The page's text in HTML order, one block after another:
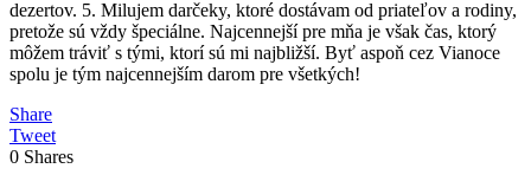
dezertov. 5. Milujem darčeky, ktoré dostávam od priateľov a rodiny,
pretože sú vždy špeciálne. Najcennejší pre mňa je však čas, ktorý
môžem tráviť s tými, ktorí sú mi najbližší. Byť aspoň cez Vianoce
spolu je tým najcennejším darom pre všetkých!
Share
Tweet
0 Shares